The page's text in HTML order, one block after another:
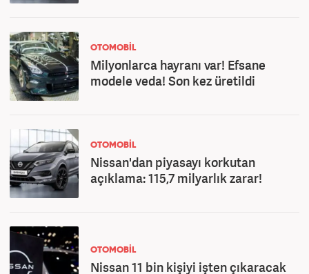
OTOMOBİL
Milyonlarca hayranı var! Efsane
modele veda! Son kez üretildi
OTOMOBİL
Nissan'dan piyasayı korkutan
açıklama: 115,7 milyarlık zarar!
OTOMOBİL
Nissan 11 bin kişiyi işten çıkaracak